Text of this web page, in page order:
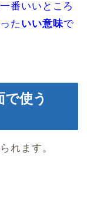
番いいところ
た いい意味で
で使う
れます。